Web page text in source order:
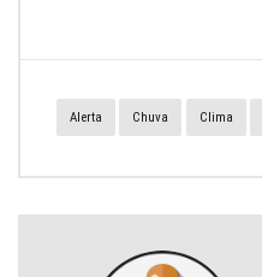
Alerta Chuva Clima